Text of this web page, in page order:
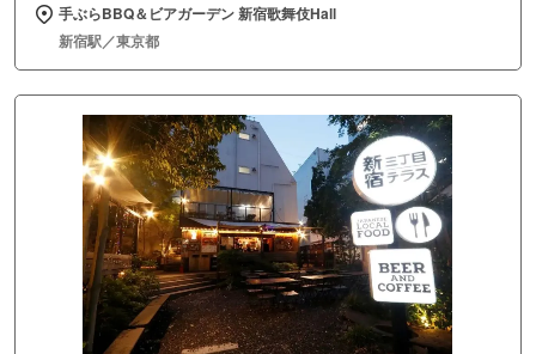
手ぶらBBQ＆ビアガーデン 新宿歌舞伎Hall
新宿駅／東京都